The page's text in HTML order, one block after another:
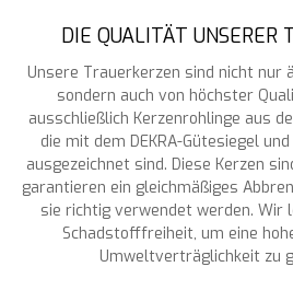
DIE QUALITÄT UNSERER
Unsere Trauerkerzen sind nicht nur
sondern auch von höchster
ausschließlich Kerzenrohlinge aus
die mit dem DEKRA-Gütesiegel
ausgezeichnet sind. Diese Kerzen
garantieren ein gleichmäßiges
sie richtig verwendet werden. Wir
Schadstofffreiheit, um eine
Umweltverträglichkeit zu